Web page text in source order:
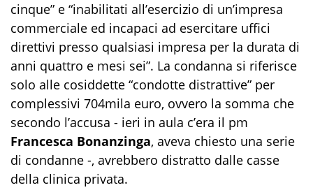
cinque” e “inabilitati all’esercizio di un’impresa
commerciale ed incapaci ad esercitare uffici
direttivi presso qualsiasi impresa per la durata di
anni quattro e mesi sei”. La condanna si riferisce
solo alle cosiddette “condotte distrattive” per
complessivi 704mila euro, ovvero la somma che
secondo l’accusa - ieri in aula c’era il pm
Francesca Bonanzinga, aveva chiesto una serie
di condanne -, avrebbero distratto dalle casse
della clinica privata.